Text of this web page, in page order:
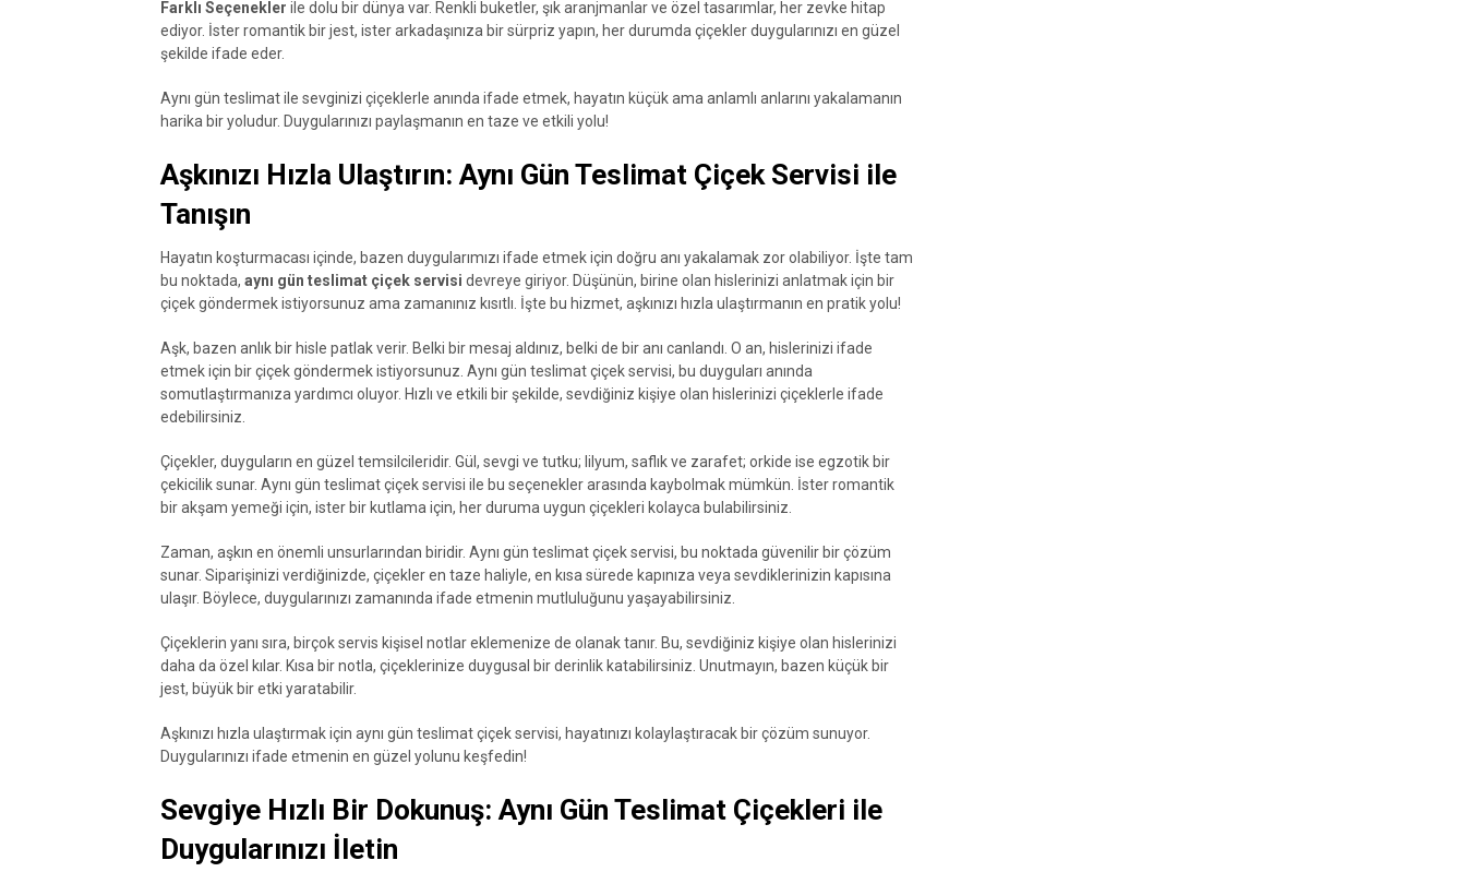
Farklı Seçenekler ile dolu bir dünya var. Renkli buketler, şık aranjmanlar ve özel tasarımlar, her zevke hitap
ediyor. İster romantik bir jest, ister arkadaşınıza bir sürpriz yapın, her durumda çiçekler duygularınızı en güzel
şekilde ifade eder.
Aynı gün teslimat ile sevginizi çiçeklerle anında ifade etmek, hayatın küçük ama anlamlı anlarını yakalamanın
harika bir yoludur. Duygularınızı paylaşmanın en taze ve etkili yolu!
Aşkınızı Hızla Ulaştırın: Aynı Gün Teslimat Çiçek Servisi ile
Tanışın
Hayatın koşturmacası içinde, bazen duygularımızı ifade etmek için doğru anı yakalamak zor olabiliyor. İşte tam
bu noktada, aynı gün teslimat çiçek servisi devreye giriyor. Düşünün, birine olan hislerinizi anlatmak için bir
çiçek göndermek istiyorsunuz ama zamanınız kısıtlı. İşte bu hizmet, aşkınızı hızla ulaştırmanın en pratik yolu!
Aşk, bazen anlık bir hisle patlak verir. Belki bir mesaj aldınız, belki de bir anı canlandı. O an, hislerinizi ifade
etmek için bir çiçek göndermek istiyorsunuz. Aynı gün teslimat çiçek servisi, bu duyguları anında
somutlaştırmanıza yardımcı oluyor. Hızlı ve etkili bir şekilde, sevdiğiniz kişiye olan hislerinizi çiçeklerle ifade
edebilirsiniz.
Çiçekler, duyguların en güzel temsilcileridir. Gül, sevgi ve tutku; lilyum, saflık ve zarafet; orkide ise egzotik bir
çekicilik sunar. Aynı gün teslimat çiçek servisi ile bu seçenekler arasında kaybolmak mümkün. İster romantik
bir akşam yemeği için, ister bir kutlama için, her duruma uygun çiçekleri kolayca bulabilirsiniz.
Zaman, aşkın en önemli unsurlarından biridir. Aynı gün teslimat çiçek servisi, bu noktada güvenilir bir çözüm
sunar. Siparişinizi verdiğinizde, çiçekler en taze haliyle, en kısa sürede kapınıza veya sevdiklerinizin kapısına
ulaşır. Böylece, duygularınızı zamanında ifade etmenin mutluluğunu yaşayabilirsiniz.
Çiçeklerin yanı sıra, birçok servis kişisel notlar eklemenize de olanak tanır. Bu, sevdiğiniz kişiye olan hislerinizi
daha da özel kılar. Kısa bir notla, çiçeklerinize duygusal bir derinlik katabilirsiniz. Unutmayın, bazen küçük bir
jest, büyük bir etki yaratabilir.
Aşkınızı hızla ulaştırmak için aynı gün teslimat çiçek servisi, hayatınızı kolaylaştıracak bir çözüm sunuyor.
Duygularınızı ifade etmenin en güzel yolunu keşfedin!
Sevgiye Hızlı Bir Dokunuş: Aynı Gün Teslimat Çiçekleri ile
Duygularınızı İletin